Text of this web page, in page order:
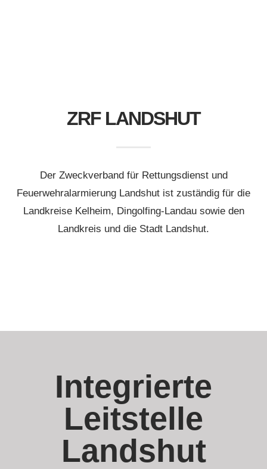
ZRF LANDSHUT
Der Zweckverband für Rettungsdienst und
Feuerwehralarmierung Landshut ist zuständig für die
Landkreise Kelheim, Dingolfing-Landau sowie den
Landkreis und die Stadt Landshut.
Integrierte
Leitstelle
Landshut